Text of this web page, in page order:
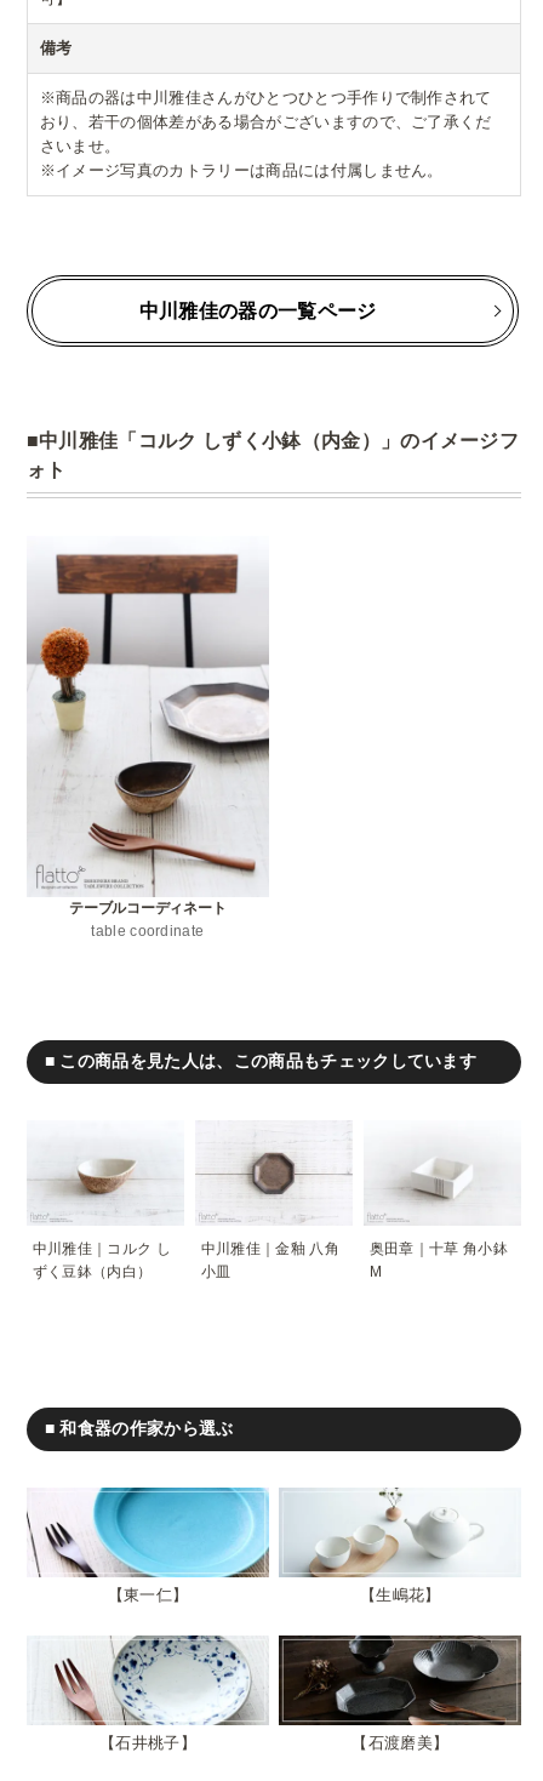
備考
※商品の器は中川雅佳さんがひとつひとつ手作りで制作されて
おり、若干の個体差がある場合がございますので、ご了承くだ
さいませ。
※イメージ写真のカトラリーは商品には付属しません。
中川雅佳の器の一覧ページ
中川雅佳「コルク しずく小鉢（内金）」のイメージフ
ォト
テーブルコーディネート
table coordinate
■ この商品を見た人は、この商品もチェックしています
中川雅佳｜コルク し
ずく豆鉢（内白）
中川雅佳｜金釉 八角
小皿
奥田章｜十草 角小鉢
M
■ 和食器の作家から選ぶ
東一仁 生嶋花
石井桃子 石渡磨美